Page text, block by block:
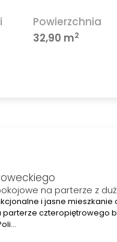
Powierzchnia
32,90 m2
na parterze z
i jasne mieszkanie
parterze czteropiętrowego